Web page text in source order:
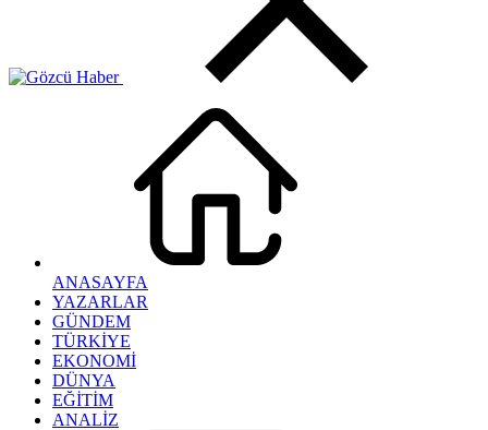
ANASAYFA
YAZARLAR
GÜNDEM
TÜRKİYE
EKONOMİ
DÜNYA
EĞİTİM
ANALİZ